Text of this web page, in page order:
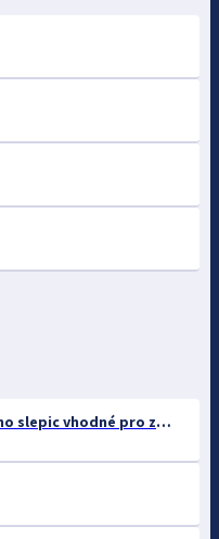
Rodajlendky: nosné plemeno slepic vhodné pro začátečníky